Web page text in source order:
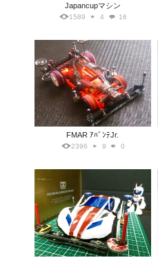
Japancupマシン
1589 4 16
FMAR ｱﾊﾞﾝﾃJr.
2396 9 0